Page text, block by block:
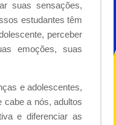
suas sensações,
estudantes têm
perceber
emoções, suas
e adolescentes,
cabe a nós, adultos
e diferenciar as